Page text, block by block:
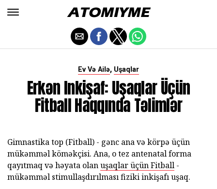
Ev Və Ailə, Uşaqlar
Erkən Inkişaf: Uşaqlar Üçün
Fitball Haqqında Təlimlər
Gimnastika top (Fitball) - gənc ana və körpə üçün
mükəmməl köməkçisi. Ana, o tez antenatal forma
qayıtmaq və həyata olanuşaqlar üçün Fitball -
mükəmməl stimullaşdırılması fiziki inkişafı uşaq.